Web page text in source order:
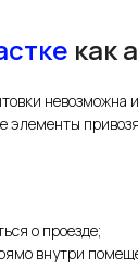
как
элементы
о проезде;
внутри